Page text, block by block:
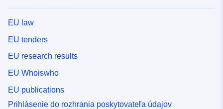
EU law
EU tenders
EU research results
EU Whoiswho
EU publications
Prihlásenie do rozhrania poskytovateľa údajov